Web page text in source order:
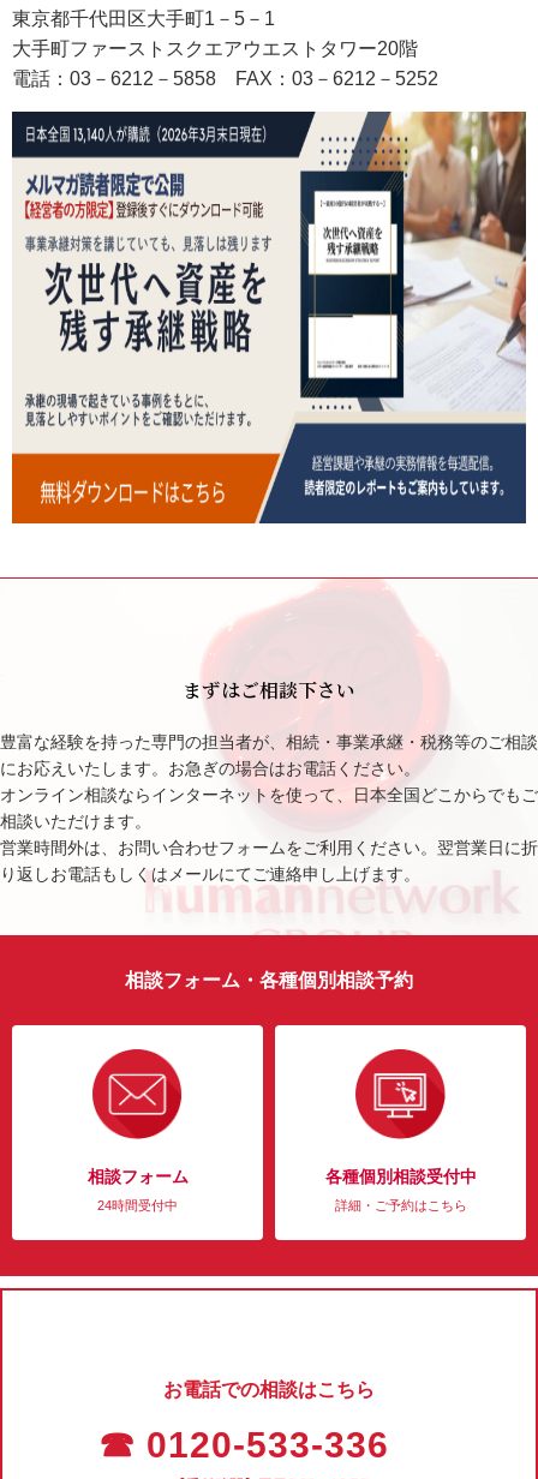
東京都千代田区大手町1－5－1
大手町ファーストスクエアウエストタワー20階
電話：03－6212－5858
FAX ：03－6212－5252
まずはご相談下さい
豊富な経験を持った専門の担当者が、相続・事業承継・税務等のご相談
にお応えいたします。お急ぎの場合はお電話ください。
オンライン相談ならインターネットを使って、日本全国どこからでもご
相談いただけます。
営業時間外は、お問い合わせフォームをご利用ください。翌営業日に折
り返しお電話もしくはメールにてご連絡申し上げます。
相談フォーム・各種個別相談予約
相談フォーム
24時間受付中
各種個別相談受付中
詳細・ご予約はこちら
お電話での相談はこちら
☎ 0120-533-336